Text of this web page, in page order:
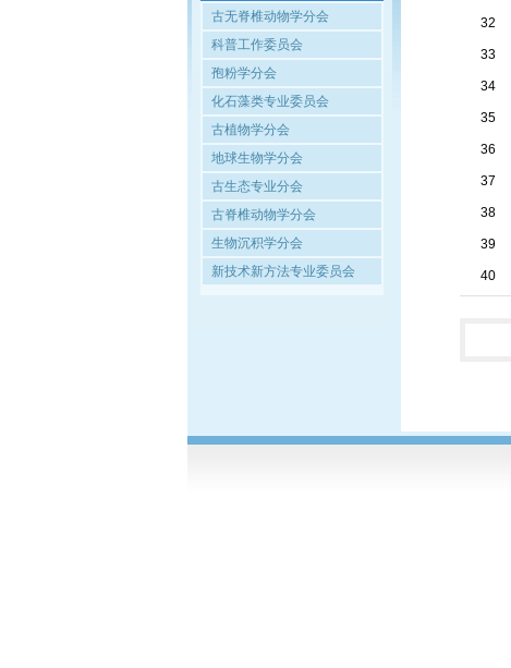
古无脊椎动物学分会
科普工作委员会
孢粉学分会
化石藻类专业委员会
古植物学分会
地球生物学分会
古生态专业分会
古脊椎动物学分会
生物沉积学分会
新技术新方法专业委员会
32
33
34
35
36
37
38
39
40